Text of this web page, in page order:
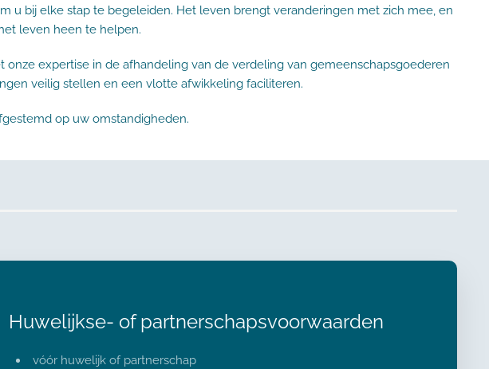
u bij elke stap te begeleiden. Het leven brengt veranderingen met zich mee, en
leven heen te helpen.
expertise in de afhandeling van de verdeling van gemeenschapsgoederen
veilig stellen en een vlotte afwikkeling faciliteren.
op uw omstandigheden.
Huwelijkse- of partnerschapsvoorwaarden
vóór huwelijk of partnerschap